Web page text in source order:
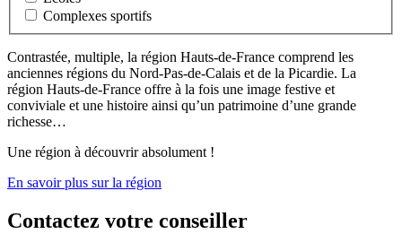
Complexes sportifs
Contrastée, multiple, la région Hauts-de-France comprend les
anciennes régions du Nord-Pas-de-Calais et de la Picardie. La
région Hauts-de-France offre à la fois une image festive et
conviviale et une histoire ainsi qu’un patrimoine d’une grande
richesse…
Une région à découvrir absolument !
En savoir plus sur la région
Contactez votre conseiller